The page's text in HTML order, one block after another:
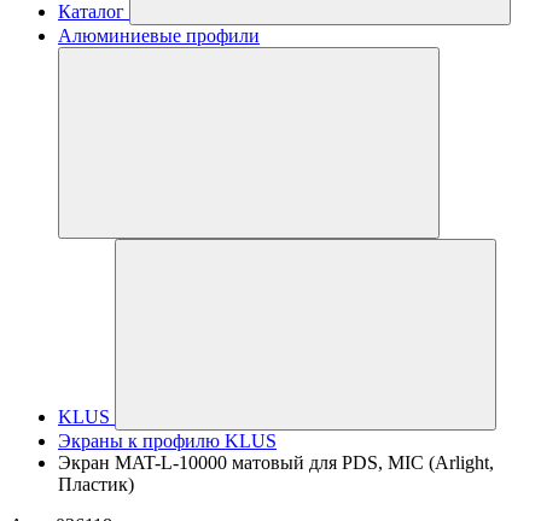
Каталог
Алюминиевые профили
KLUS
Экраны к профилю KLUS
Экран MAT-L-10000 матовый для PDS, MIC (Arlight,
Пластик)